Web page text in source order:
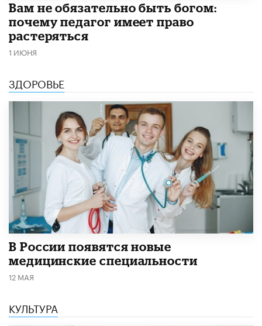
​Вам не обязательно быть богом:
почему педагог имеет право
растеряться
1 ИЮНЯ
ЗДОРОВЬЕ
В России появятся новые
медицинские специальности
12 МАЯ
КУЛЬТУРА